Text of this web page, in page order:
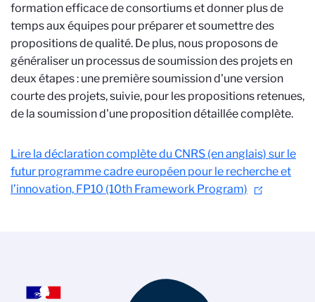
formation efficace de consortiums et donner plus de
temps aux équipes pour préparer et soumettre des
propositions de qualité. De plus, nous proposons de
généraliser un processus de soumission des projets en
deux étapes : une première soumission d'une version
courte des projets, suivie, pour les propositions retenues,
de la soumission d'une proposition détaillée complète.
Lire la déclaration complète du CNRS (en anglais) sur le
futur programme cadre européen pour le recherche et
l’innovation, FP10 (10th Framework Program)